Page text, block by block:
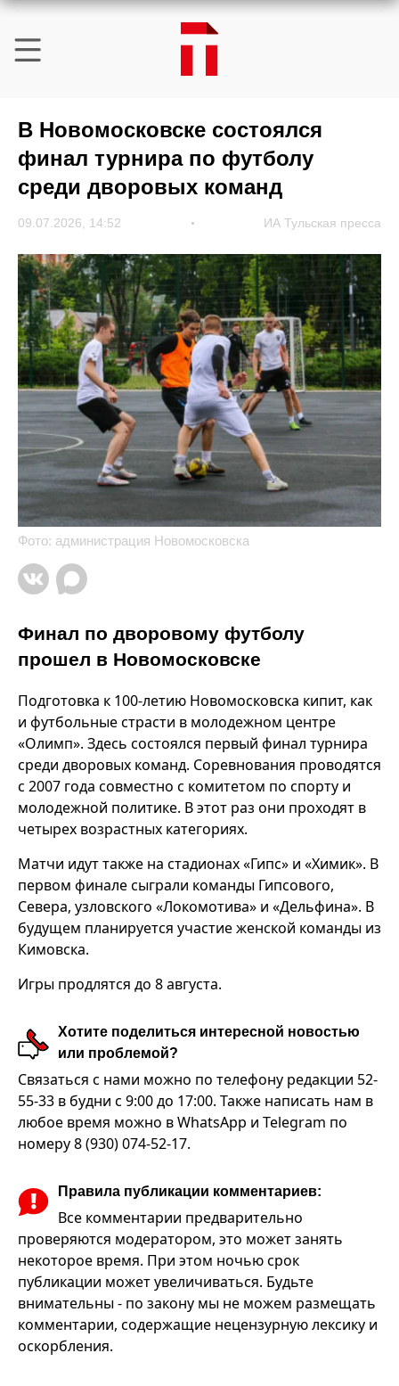
В Новомосковске состоялся
финал турнира по футболу
среди дворовых команд
09.07.2026, 14:52 ИА Тульская пресса
Фото: администрация Новомосковска
Финал по дворовому футболу
прошел в Новомосковске
Подготовка к 100-летию Новомосковска кипит, как
и футбольные страсти в молодежном центре
«Олимп». Здесь состоялся первый финал турнира
среди дворовых команд. Соревнования проводятся
с 2007 года совместно с комитетом по спорту и
молодежной политике. В этот раз они проходят в
четырех возрастных категориях.
Матчи идут также на стадионах «Гипс» и «Химик». В
первом финале сыграли команды Гипсового,
Севера, узловского «Локомотива» и «Дельфина». В
будущем планируется участие женской команды из
Кимовска.
Игры продлятся до 8 августа.
Хотите поделиться интересной новостью
или проблемой?
Связаться с нами можно по телефону редакции 52-
55-33 в будни с 9:00 до 17:00. Также написать нам в
любое время можно в WhatsApp и Telegram по
номеру 8 (930) 074-52-17.
Правила публикации комментариев:
Все комментарии предварительно
проверяются модератором, это может занять
некоторое время. При этом ночью срок
публикации может увеличиваться. Будьте
внимательны - по закону мы не можем размещать
комментарии, содержащие нецензурную лексику и
оскорбления.